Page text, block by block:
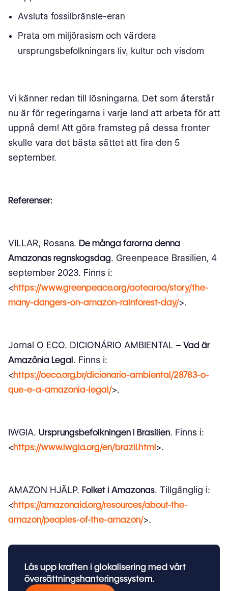
Avsluta fossilbränsle-eran
Prata om miljörasism och värdera
ursprungsbefolkningars liv, kultur och visdom
Vi känner redan till lösningarna. Det som återstår
nu är för regeringarna i varje land att arbeta för att
uppnå dem! Att göra framsteg på dessa fronter
skulle vara det bästa sättet att fira den 5
september.
Referenser:
VILLAR, Rosana. De många farorna denna
Amazonas regnskogsdag. Greenpeace Brasilien, 4
september 2023. Finns i:
<https://www.greenpeace.org/aotearoa/story/the-
many-dangers-on-amazon-rainforest-day/>.
Jornal O ECO. DICIONÁRIO AMBIENTAL – Vad är
Amazônia Legal. Finns i:
<https://oeco.org.br/dicionario-ambiental/28783-o-
que-e-a-amazonia-legal/>.
IWGIA. Ursprungsbefolkningen i Brasilien. Finns i:
<https://www.iwgia.org/en/brazil.html>.
AMAZON HJÄLP. Folket i Amazonas. Tillgänglig i:
<https://amazonaid.org/resources/about-the-
amazon/peoples-of-the-amazon/>.
Lås upp kraften i glokalisering med vårt
översättningshanteringssystem.